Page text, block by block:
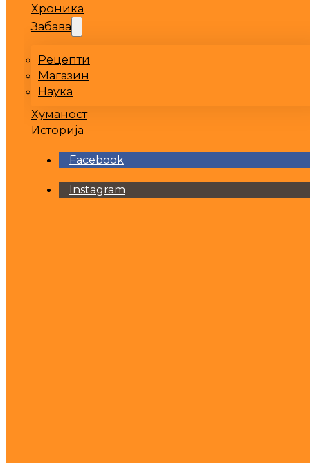
Хроника
Забава
Рецепти
Магазин
Наука
Хуманост
Историја
Facebook
Instagram